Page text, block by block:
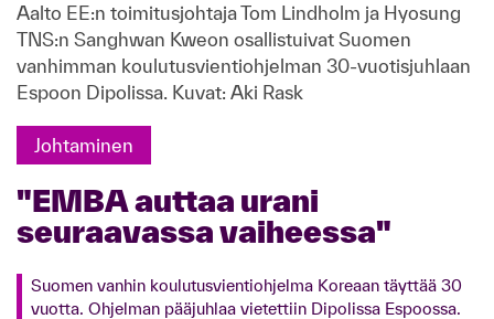
Aalto EE:n toimitusjohtaja Tom Lindholm ja Hyosung
TNS:n Sanghwan Kweon osallistuivat Suomen
vanhimman koulutusvientiohjelman 30-vuotisjuhlaan
Espoon Dipolissa. Kuvat: Aki Rask
Johtaminen
"EMBA auttaa urani
seuraavassa vaiheessa"
Suomen vanhin koulutusvientiohjelma Koreaan täyttää 30
vuotta. Ohjelman pääjuhlaa vietettiin Dipolissa Espoossa.